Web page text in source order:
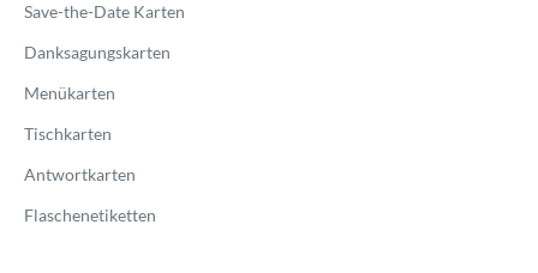
Save-the-Date Karten
Danksagungskarten
Menükarten
Tischkarten
Antwortkarten
Flaschenetiketten